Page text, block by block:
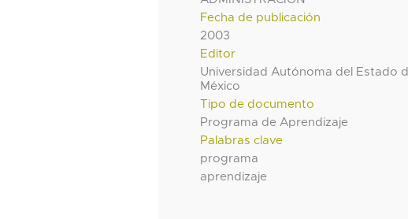
Fecha de publicación
2003
Editor
Universidad Autónoma del Estado
México
Tipo de documento
Programa de Aprendizaje
Palabras clave
programa
aprendizaje